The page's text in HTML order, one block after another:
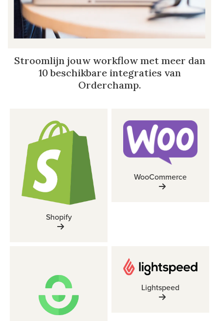
Stroomlijn jouw workflow met meer dan
10 beschikbare integraties van
Orderchamp.
Shopify
WooCommerce
Lightspeed